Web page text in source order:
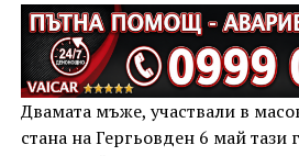
Двамата мъже, участвали в
стана на Гергьовден 6 май тази